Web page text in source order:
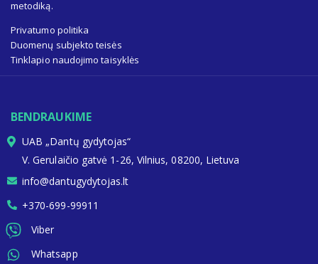
metodiką.
Privatumo politika
Duomenų subjekto teisės
Tinklapio naudojimo taisyklės
BENDRAUKIME
UAB „Dantų gydytojas“
V. Gerulaičio gatvė 1-26, Vilnius, 08200, Lietuva
info@dantugydytojas.lt
+370-699-99911
Viber
Whatsapp